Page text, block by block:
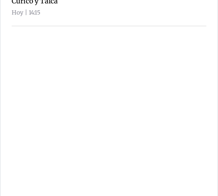
Hoy | 14:15